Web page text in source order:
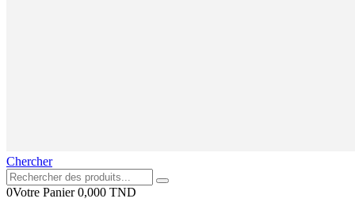
Chercher
0Votre Panier0,000 TND